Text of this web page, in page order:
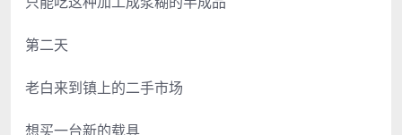
第二天
老白来到镇上的二手市场
想买一台新的载具